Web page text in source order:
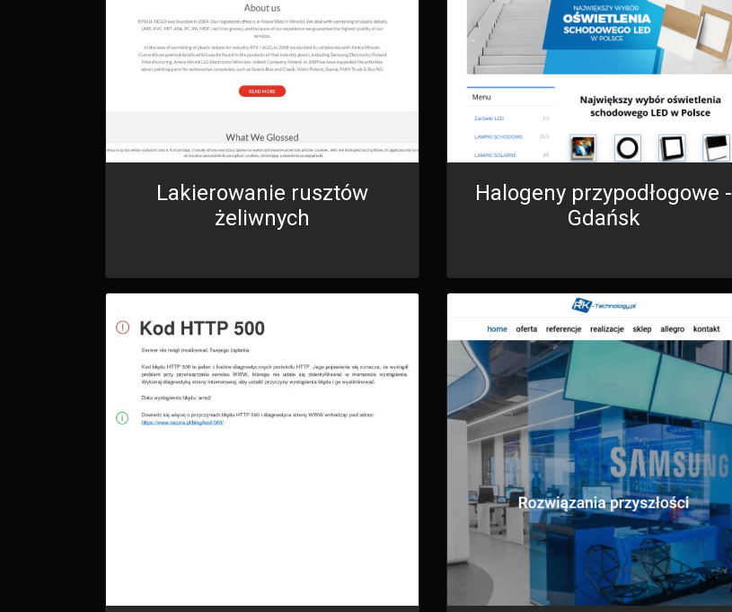
Lakierowanie rusztów
żeliwnych
Halogeny przypodłogowe -
Gdańsk